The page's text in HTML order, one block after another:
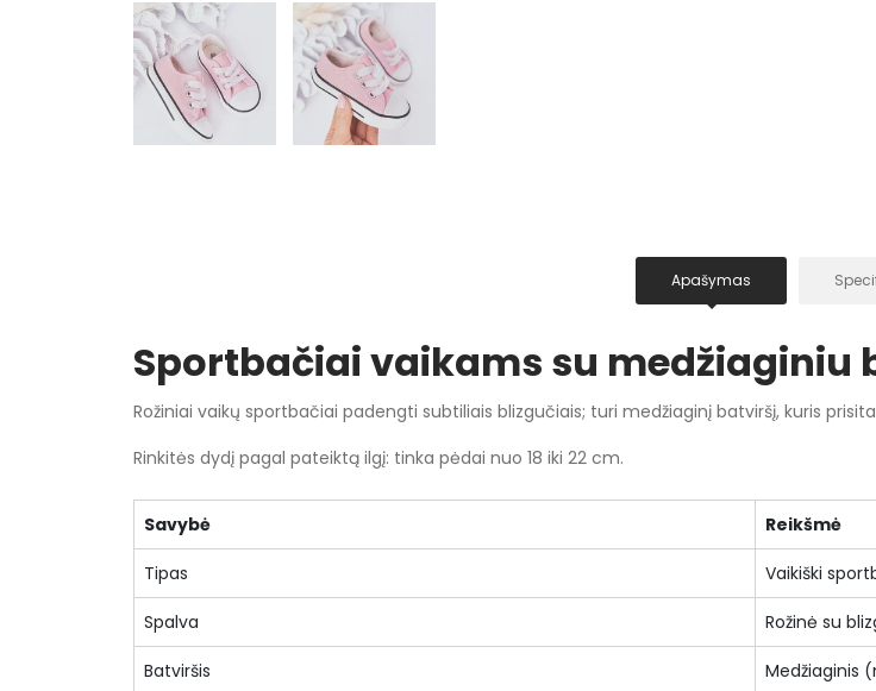
Apašymas
Sportbačiai vaikams su medžiaginiu
Rožiniai vaikų sportbačiai padengti subtiliais blizgučiais; turi medžiaginį batviršį, kuris
Rinkitės dydį pagal pateiktą ilgį: tinka pėdai nuo 18 iki 22 cm.
Savybė Reikšmė
Tipas Vaikiški
Spalva Rožinė su
Batviršis Medžiaginis